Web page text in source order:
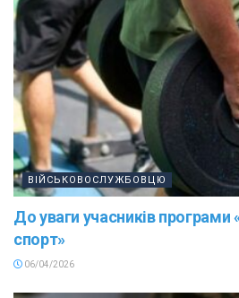
ВІЙСЬКОВОСЛУЖБОВЦЮ
До уваги учасників програми
спорт»
06/04/2026